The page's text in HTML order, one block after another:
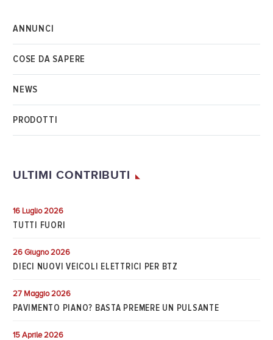
ANNUNCI
COSE DA SAPERE
NEWS
PRODOTTI
ULTIMI CONTRIBUTI
16 Luglio 2026
TUTTI FUORI
26 Giugno 2026
DIECI NUOVI VEICOLI ELETTRICI PER BTZ
27 Maggio 2026
PAVIMENTO PIANO? BASTA PREMERE UN PULSANTE
15 Aprile 2026